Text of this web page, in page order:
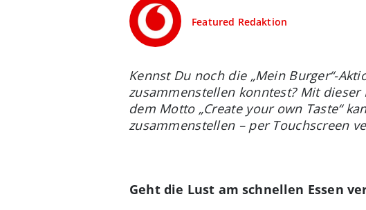
Featured Redaktion
Kennst Du noch die „Mein Burger“-
zusammenstellen konntest? Mit
dem Motto „Create your own Taste“
zusammenstellen – per Touchscreen
Geht die Lust am schnellen Essen